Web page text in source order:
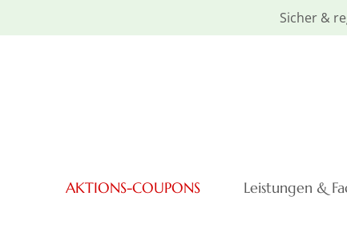
Sicher &
AKTIONS-COUPONS Leistungen &